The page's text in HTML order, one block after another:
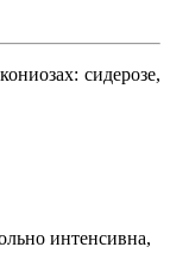
сидерозе,
интенсивна,